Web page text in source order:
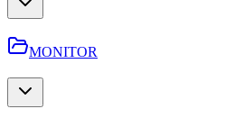
MONITOR